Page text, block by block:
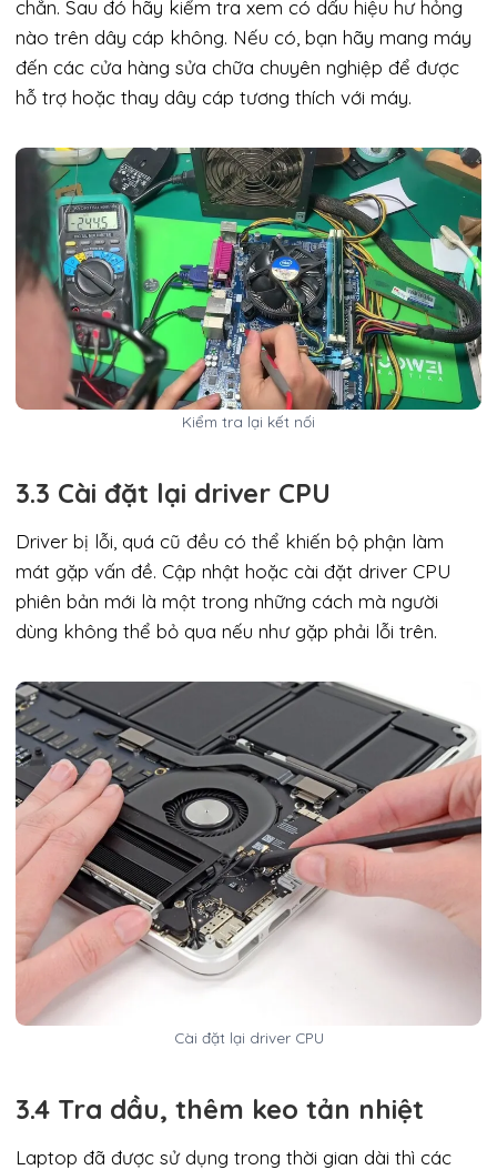
chắn. Sau đó hãy kiểm tra xem có dấu hiệu hư hỏng
nào trên dây cáp không. Nếu có, bạn hãy mang máy
đến các cửa hàng sửa chữa chuyên nghiệp để được
hỗ trợ hoặc thay dây cáp tương thích với máy.
Kiểm tra lại kết nối
3.3 Cài đặt lại driver CPU
Driver bị lỗi, quá cũ đều có thể khiến bộ phận làm
mát gặp vấn đề. Cập nhật hoặc cài đặt driver CPU
phiên bản mới là một trong những cách mà người
dùng không thể bỏ qua nếu như gặp phải lỗi trên.
Cài đặt lại driver CPU
3.4 Tra dầu, thêm keo tản nhiệt
Laptop đã được sử dụng trong thời gian dài thì các